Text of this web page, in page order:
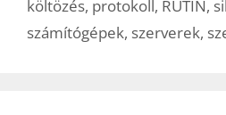
költözés, protokoll, RUTIN,
számítógépek, szerverek,